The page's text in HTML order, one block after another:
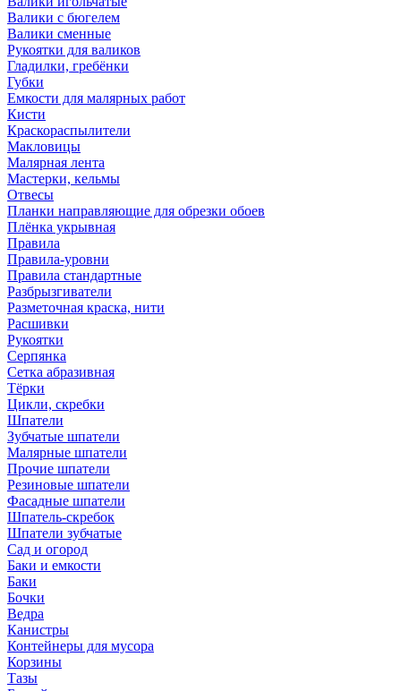
Валики с бюгелем
Валики сменные
Рукоятки для валиков
Гладилки, гребёнки
Губки
Емкости для малярных работ
Кисти
Краскораспылители
Макловицы
Малярная лента
Мастерки, кельмы
Отвесы
Планки направляющие для обрезки обоев
Плёнка укрывная
Правила
Правила-уровни
Правила стандартные
Разбрызгиватели
Разметочная краска, нити
Расшивки
Рукоятки
Серпянка
Сетка абразивная
Тёрки
Цикли, скребки
Шпатели
Зубчатые шпатели
Малярные шпатели
Прочие шпатели
Резиновые шпатели
Фасадные шпатели
Шпатель-скребок
Шпатели зубчатые
Сад и огород
Баки и емкости
Баки
Бочки
Ведра
Канистры
Контейнеры для мусора
Корзины
Тазы